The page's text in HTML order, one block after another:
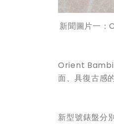
新聞圖片一：
Orient
面、具復古感
新型號錶盤分